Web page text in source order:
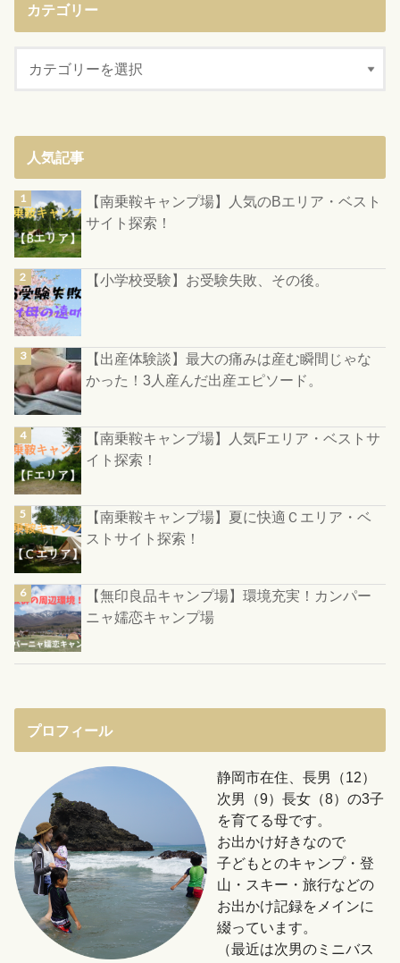
カテゴリー
人気記事
【南乗鞍キャンプ場】人気のBエリア・ベスト
サイト探索！
【小学校受験】お受験失敗、その後。
【出産体験談】最大の痛みは産む瞬間じゃな
かった！3人産んだ出産エピソード。
【南乗鞍キャンプ場】人気Fエリア・ベストサ
イト探索！
【南乗鞍キャンプ場】夏に快適Ｃエリア・ベ
ストサイト探索！
【無印良品キャンプ場】環境充実！カンパー
ニャ嬬恋キャンプ場
プロフィール
静岡市在住、長男（12）
次男（9）長女（8）の3子
を育てる母です。
お出かけ好きなので
子どもとのキャンプ・登
山・スキー・旅行などの
お出かけ記録をメインに
綴っています。
（最近は次男のミニバス